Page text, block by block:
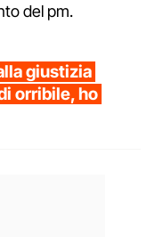
del pm.
giustizia
orribile, ho